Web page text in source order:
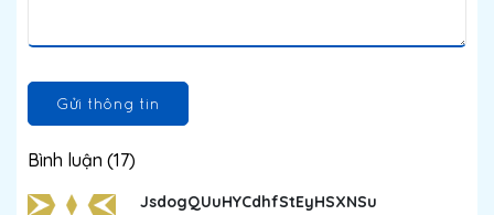
Gửi thông tin
Bình luận (17)
JsdogQUuHYCdhfStEyHSXNSu